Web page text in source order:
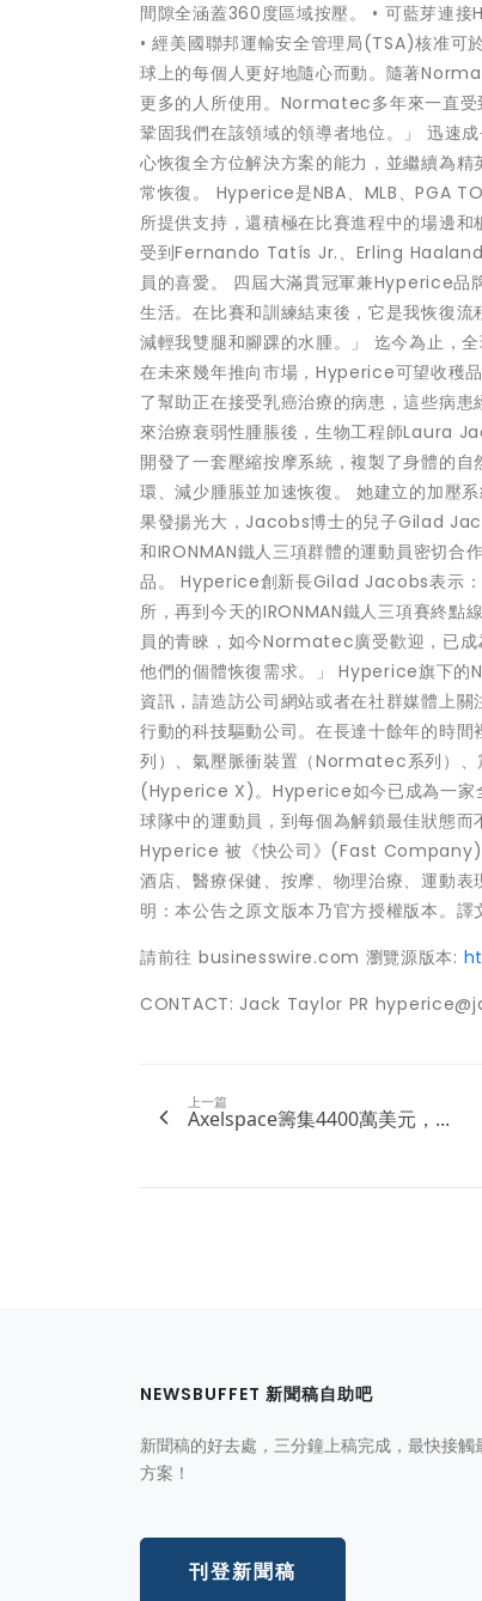
間隙全涵蓋360度區域按壓。 • 可藍芽連
• 經美國聯邦運輸安全管理局(TSA)核准
球上的每個人更好地隨心而動。隨著
更多的人所使用。Normatec多年來一直受
鞏固我們在該領域的領導者地位。」 迅
心恢復全方位解決方案的能力，並繼續為
常恢復。 Hyperice是NBA、MLB、PGA
所提供支持，還積極在比賽進程中的場邊
受到Fernando Tatís Jr.、Erling
員的喜愛。 四屆大滿貫冠軍兼Hyperice品
生活。在比賽和訓練結束後，它是我恢復
減輕我雙腿和腳踝的水腫。」 迄今為止，
在未來幾年推向市場，Hyperice可望收穫
了幫助正在接受乳癌治療的病患，這些病
來治療衰弱性腫脹後，生物工程師Laura
開發了一套壓縮按摩系統，複製了身體的
環、減少腫脹並加速恢復。 她建立的加壓
果發揚光大，Jacobs博士的兒子Gilad
和IRONMAN鐵人三項群體的運動員密切
品。 Hyperice創新長Gilad Jacobs表示：
所，再到今天的IRONMAN鐵人三項賽終
員的青睞，如今Normatec廣受歡迎，已
他們的個體恢復需求。」 Hyperice旗下
資訊，請造訪公司網站或者在社群媒體上
行動的科技驅動公司。在長達十餘年的時
列）、氣壓脈衝裝置（Normatec系列）
(Hyperice X)。Hyperice如今已成為一家
球隊中的運動員，到每個為解鎖最佳狀態
Hyperice 被《快公司》(Fast Company)
酒店、醫療保健、按摩、物理治療、運動
明：本公告之原文版本乃官方授權版本。
請前往 businesswire.com 瀏覽源版本:
CONTACT: Jack Taylor PR
上一篇
Axelspace籌集4400萬美元，...
NEWSBUFFET 新聞稿自助吧
新聞稿的好去處，三分鐘上稿完成，最快接觸
方案！
刊登新聞稿